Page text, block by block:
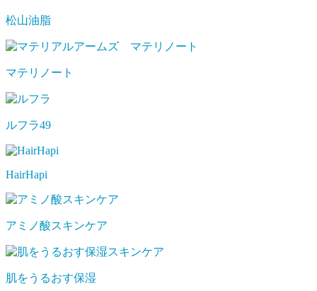
松山油脂
マテリノート
ルフラ49
HairHapi
アミノ酸スキンケア
肌をうるおす保湿